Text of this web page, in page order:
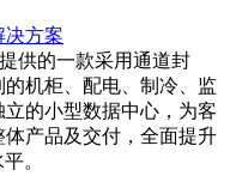
决方案
供的一款采用通道封
机柜、配电、制冷、监
的小型数据中心，为客
体产品及交付，全面提升
。